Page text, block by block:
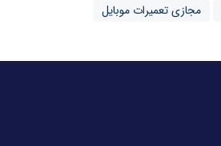
مجازی تعمیرات موبایل